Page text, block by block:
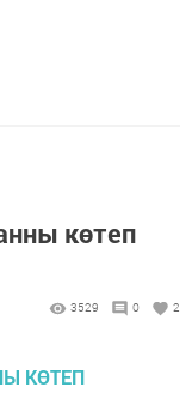
көтеп
3529 0 2